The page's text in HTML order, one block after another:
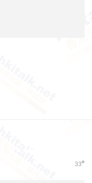
33#